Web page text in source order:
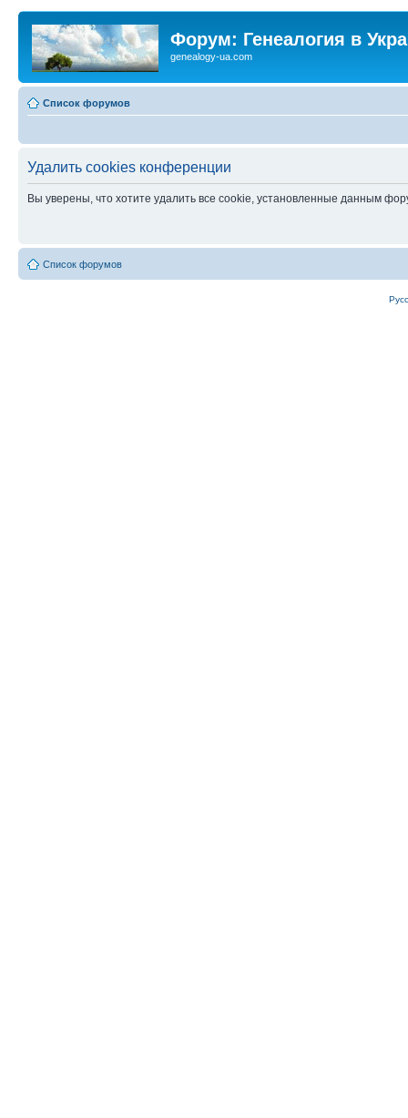
Форум: Генеалогия в
genealogy-ua.com
Список форумов
Удалить cookies конференции
Вы уверены, что хотите удалить все cookie, установленные данным
Список форумов